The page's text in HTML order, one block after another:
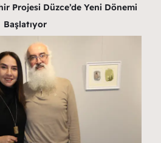
Projesi Düzce’de Yeni Dönemi
Başlatıyor